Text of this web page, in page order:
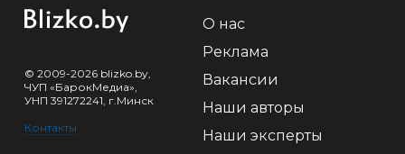
© 2009-2026 blizko.by,
ЧУП «БарокМедиа»,
УНП 391272241, г.Минск
Контакты
О нас
Реклама
Вакансии
Наши авторы
Наши эксперты